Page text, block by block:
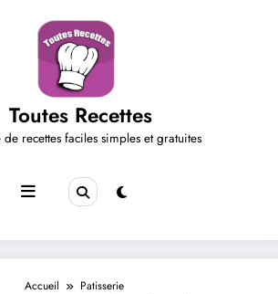
Toutes Recettes
de recettes faciles simples et gratuites
Accueil
Patisserie